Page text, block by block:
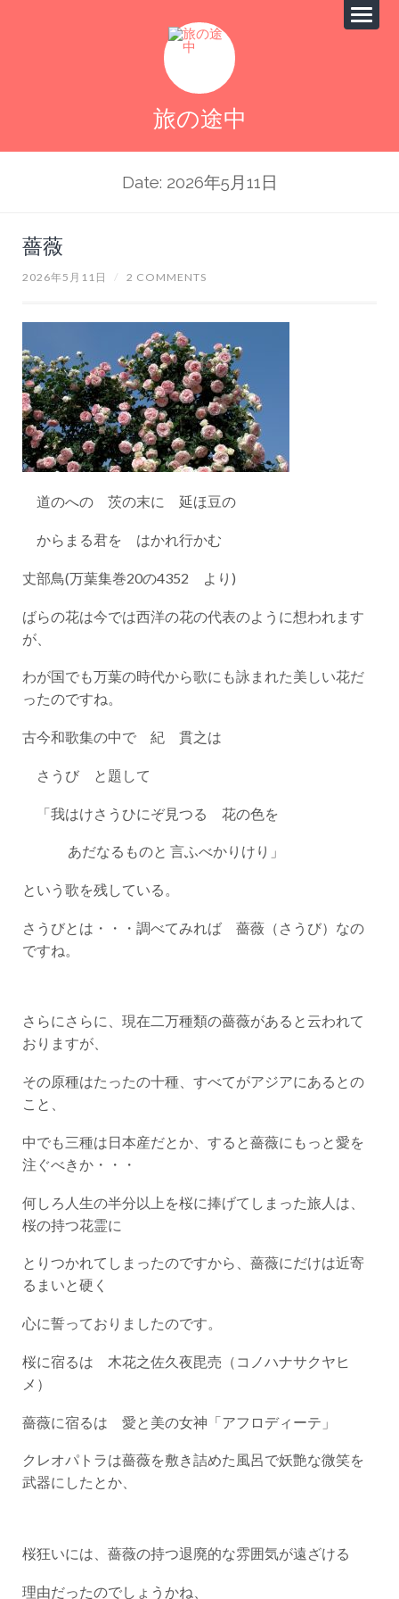
旅の途中
Date: 2026年5月11日
薔薇
2026年5月11日 / 2 COMMENTS
道のへの 茨の末に 延ほ豆の
からまる君を はかれ行かむ
丈部鳥(万葉集巻20の4352 より)
ばらの花は今では西洋の花の代表のように想われます
が、
わが国でも万葉の時代から歌にも詠まれた美しい花だ
ったのですね。
古今和歌集の中で 紀 貫之は
さうび と題して
「我はけさうひにぞ見つる 花の色を
あだなるものと 言ふべかりけり」
という歌を残している。
さうびとは・・・調べてみれば 薔薇（さうび）なの
ですね。
さらにさらに、現在二万種類の薔薇があると云われて
おりますが、
その原種はたったの十種、すべてがアジアにあるとの
こと、
中でも三種は日本産だとか、すると薔薇にもっと愛を
注ぐべきか・・・
何しろ人生の半分以上を桜に捧げてしまった旅人は、
桜の持つ花霊に
とりつかれてしまったのですから、薔薇にだけは近寄
るまいと硬く
心に誓っておりましたのです。
桜に宿るは 木花之佐久夜毘売（コノハナサクヤヒ
メ）
薔薇に宿るは 愛と美の女神「アフロディーテ」
クレオパトラは薔薇を敷き詰めた風呂で妖艶な微笑を
武器にしたとか、
桜狂いには、薔薇の持つ退廃的な雰囲気が遠ざける
理由だったのでしょうかね、